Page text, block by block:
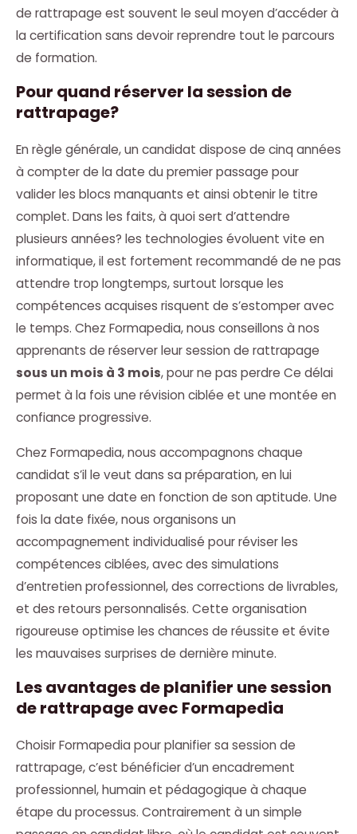
de rattrapage est souvent le seul moyen d’accéder à
la certification sans devoir reprendre tout le parcours
de formation.
Pour quand réserver la session de
rattrapage?
En règle générale, un candidat dispose de cinq années
à compter de la date du premier passage pour
valider les blocs manquants et ainsi obtenir le titre
complet. Dans les faits, à quoi sert d’attendre
plusieurs années? les technologies évoluent vite en
informatique, il est fortement recommandé de ne pas
attendre trop longtemps, surtout lorsque les
compétences acquises risquent de s’estomper avec
le temps. Chez Formapedia, nous conseillons à nos
apprenants de réserver leur session de rattrapage
sous un mois à 3 mois, pour ne pas perdre Ce délai
permet à la fois une révision ciblée et une montée en
confiance progressive.
Chez Formapedia, nous accompagnons chaque
candidat s’il le veut dans sa préparation, en lui
proposant une date en fonction de son aptitude. Une
fois la date fixée, nous organisons un
accompagnement individualisé pour réviser les
compétences ciblées, avec des simulations
d’entretien professionnel, des corrections de livrables,
et des retours personnalisés. Cette organisation
rigoureuse optimise les chances de réussite et évite
les mauvaises surprises de dernière minute.
Les avantages de planifier une session
de rattrapage avec Formapedia
Choisir Formapedia pour planifier sa session de
rattrapage, c’est bénéficier d’un encadrement
professionnel, humain et pédagogique à chaque
étape du processus. Contrairement à un simple